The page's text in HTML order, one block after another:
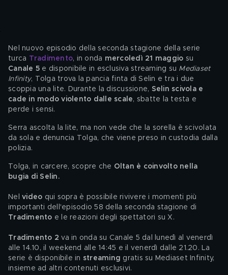
Nel nuovo episodio della seconda stagione della serie
turca Tradimento, in onda mercoledì 21 maggio su
Canale 5 e disponibile in esclusiva streaming su Mediaset
Infinity, Tolga trova la pancia finta di Selin e tra i due
scoppia una lite. Durante la discussione, Selin scivola e
cade in modo violento dalle scale, sbatte la testa e
perde i sensi.
Serra ascolta la lite, ma non vede che la sorella è scivolata
da sola e denuncia Tolga, che viene preso in custodia dalla
polizia.
Tolga, in carcere, scopre che Oltan è coinvolto nella
bugia di Selin.
Nel video qui sopra è possibile rivivere i momenti più
importanti dell'episodio 58 della seconda stagione di
Tradimento e le reazioni degli spettatori su X.
Tradimento 2 va in onda su Canale 5 dal lunedì al venerdì
alle 14.10, il weekend alle 14:45 e il venerdì dalle 21.20. La
serie è disponibile in streaming gratis su Mediaset Infinity,
insieme ad altri contenuti esclusivi.